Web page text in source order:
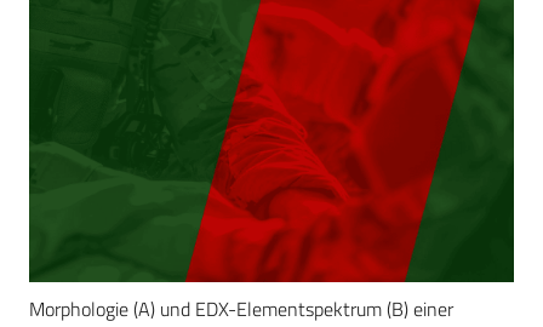
Morphologie (A) und EDX-Elementspektrum (B) einer